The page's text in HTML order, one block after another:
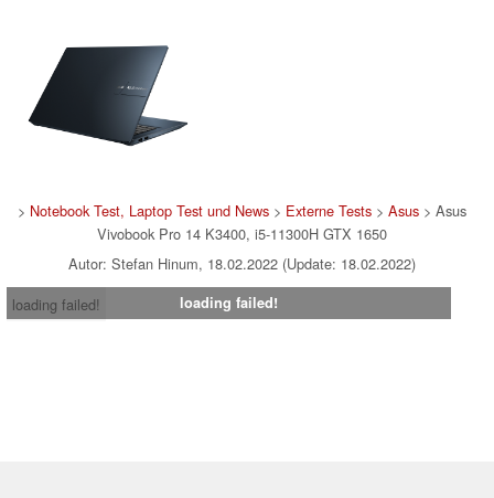
> Notebook Test, Laptop Test und News> Externe Tests> Asus> Asus
Vivobook Pro 14 K3400, i5-11300H GTX 1650
Autor: Stefan Hinum, 18.02.2022 (Update: 18.02.2022)
loading failed!
loading failed!